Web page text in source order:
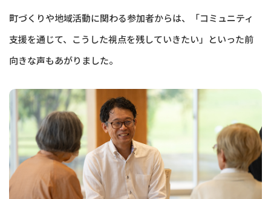
町づくりや地域活動に関わる参加者からは、「コミュニティ
支援を通じて、こうした視点を残していきたい」といった前
向きな声もあがりました。